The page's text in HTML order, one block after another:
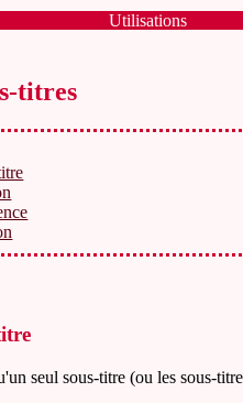
Utilisations
titres
seul sous-titre (ou les sous-